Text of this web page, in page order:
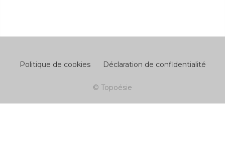
Politique de cookies Déclaration de confidentialité
© Topoésie